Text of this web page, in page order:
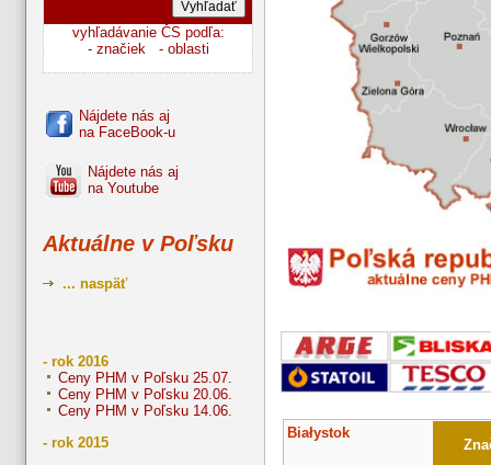
vyhľadávanie ČS podľa:
- značiek
- oblasti
Nájdete nás aj
na FaceBook-u
Nájdete nás aj
na Youtube
Aktuálne v Poľsku
... naspäť
- rok 2016
Ceny PHM v Poľsku 25.07.
Ceny PHM v Poľsku 20.06.
Ceny PHM v Poľsku 14.06.
- rok 2015
Białystok